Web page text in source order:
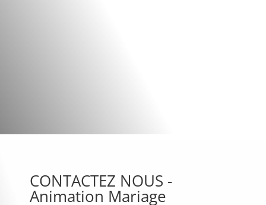
CONTACTEZ NOUS -
Animation Mariage